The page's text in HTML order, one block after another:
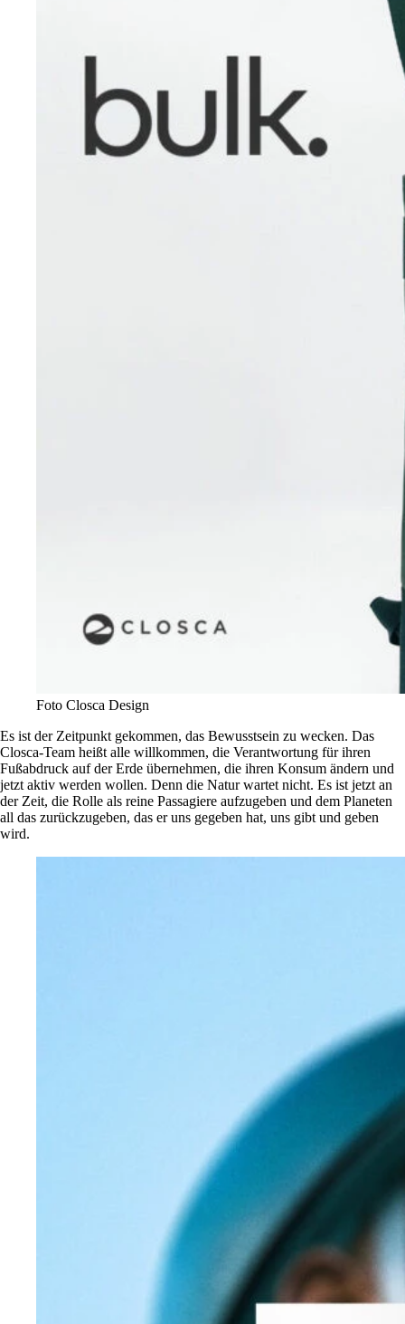
Foto Closca Design
Es ist der Zeitpunkt gekommen, das Bewusstsein zu wecken. Das
Closca-Team heißt alle willkommen, die Verantwortung für ihren
Fußabdruck auf der Erde übernehmen, die ihren Konsum ändern und
jetzt aktiv werden wollen. Denn die Natur wartet nicht. Es ist jetzt an
der Zeit, die Rolle als reine Passagiere aufzugeben und dem Planeten
all das zurückzugeben, das er uns gegeben hat, uns gibt und geben
wird.